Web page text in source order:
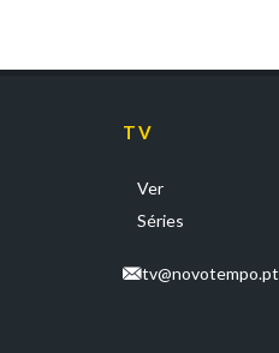
TV
Ver
Séries
tv@novotempo.pt